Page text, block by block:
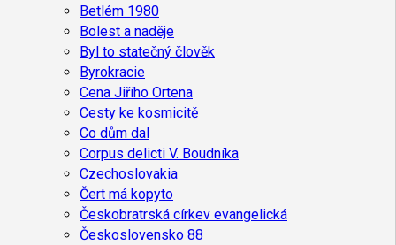
Betlém 1980
Bolest a naděje
Byl to statečný člověk
Byrokracie
Cena Jiřího Ortena
Cesty ke kosmicitě
Co dům dal
Corpus delicti V. Boudníka
Czechoslovakia
Čert má kopyto
Českobratrská církev evangelická
Československo 88